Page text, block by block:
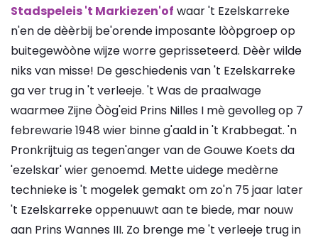
Stadspeleis 't Markiezen'of waar 't Ezelskarreke
n'en de dèèrbij be'orende imposante lòòpgroep op
buitegewòòne wijze worre geprisseteerd. Dèèr wilde
niks van misse! De geschiedenis van 't Ezelskarreke
ga ver trug in 't verleeje. 't Was de praalwage
waarmee Zijne Òòg'eid Prins Nilles I mè gevolleg op 7
febrewarie 1948 wier binne g'aald in 't Krabbegat. 'n
Pronkrijtuig as tegen'anger van de Gouwe Koets da
'ezelskar' wier genoemd. Mette uidege medèrne
technieke is 't mogelek gemakt om zo'n 75 jaar later
't Ezelskarreke oppenuuwt aan te biede, mar nouw
aan Prins Wannes III. Zo brenge me 't verleeje trug in